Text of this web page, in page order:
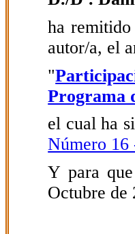
ha remitido
autor/a, el
"
Programa
el cual ha
Número 16
Y para
Octubre de